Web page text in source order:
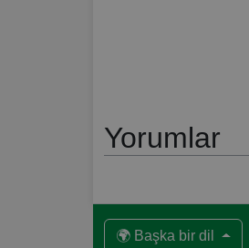
Yorumlar
🌍 Başka bir dil